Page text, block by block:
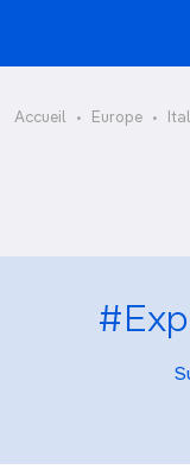
Accueil Europe